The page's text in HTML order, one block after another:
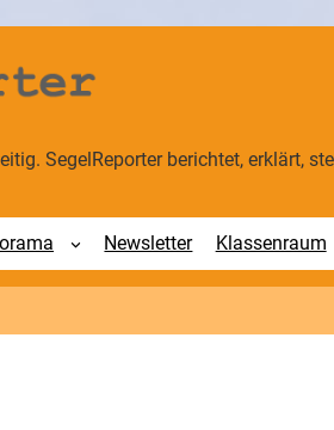
SegelReporter berichtet, erklärt,
Newsletter Klassenraum